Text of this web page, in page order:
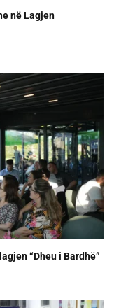
në Lagjen
“Dheu i Bardhë”